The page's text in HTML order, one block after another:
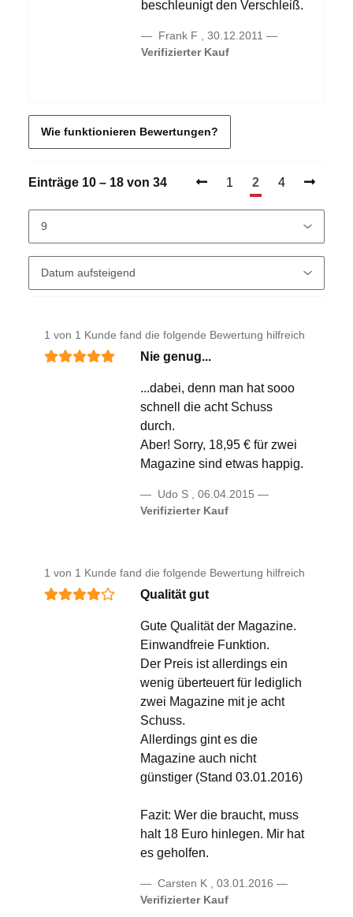
beschleunigt den Verschleiß.
Frank F , 30.12.2011
Verifizierter Kauf
Wie funktionieren Bewertungen?
Einträge 10 – 18 von 34 1 2 4
1 von 1 Kunde fand die folgende Bewertung hilfreich
Nie genug...
...dabei, denn man hat sooo
schnell die acht Schuss
durch.
Aber! Sorry, 18,95 € für zwei
Magazine sind etwas happig.
Udo S , 06.04.2015
Verifizierter Kauf
1 von 1 Kunde fand die folgende Bewertung hilfreich
Qualität gut
Gute Qualität der Magazine.
Einwandfreie Funktion.
Der Preis ist allerdings ein
wenig überteuert für lediglich
zwei Magazine mit je acht
Schuss.
Allerdings gint es die
Magazine auch nicht
günstiger (Stand 03.01.2016)
Fazit: Wer die braucht, muss
halt 18 Euro hinlegen. Mir hat
es geholfen.
Carsten K , 03.01.2016
Verifizierter Kauf